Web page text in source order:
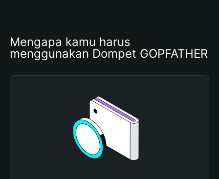
Mengapa kamu harus
menggunakan Dompet GOPFATHER